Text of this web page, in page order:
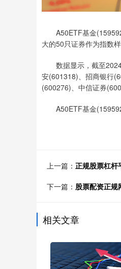
A50ETF基金(159592)
大的50只证券作为指数
数据显示，截至2024
安(601318)、招商银行
(600276)、中信证券
A50ETF基金
上一篇： 正规股票杠杆
下一篇： 股票配资正规
相关文章